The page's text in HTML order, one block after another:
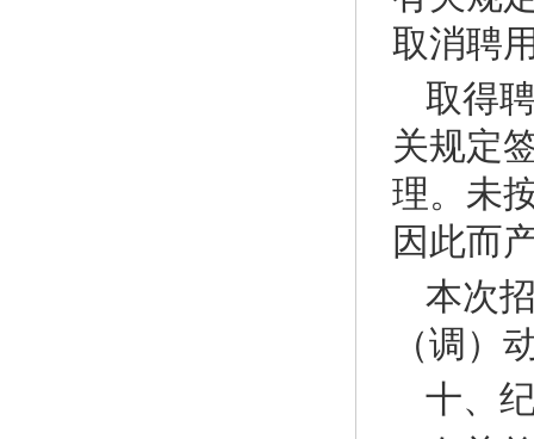
取消聘
取得
关规定
理。未
因此而
本次
（调）
十、